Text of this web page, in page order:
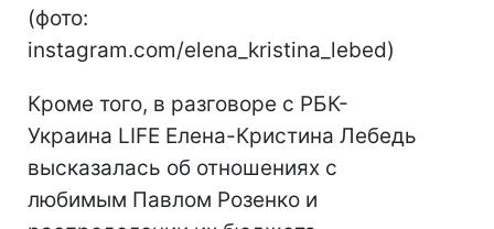
(фото:
instagram.com/elena_kristina_lebed)
Кроме того, в разговоре с РБК-
Украина LIFE Елена-Кристина Лебедь
высказалась об отношениях с
любимым Павлом Розенко и